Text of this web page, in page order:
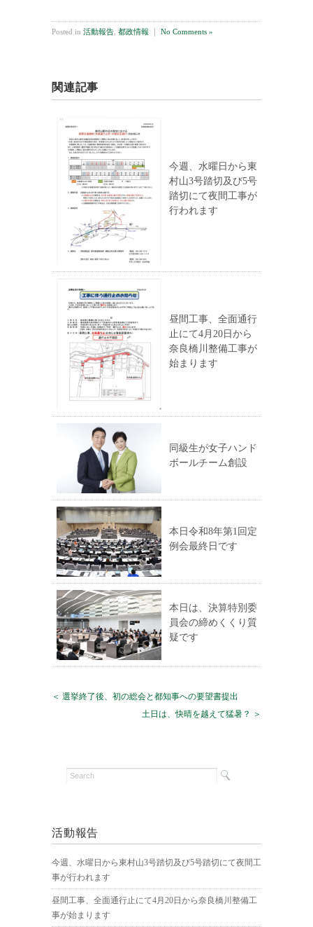
Posted in 活動報告 都政情報 No Comments »
関連記事
今週、水曜日から東
村山3号踏切及び5号
踏切にて夜間工事が
行われます
昼間工事、全面通行
止にて4月20日から
奈良橋川整備工事が
始まります
同級生が女子ハンド
ボールチーム創設
本日令和8年第1回定
例会最終日です
本日は、決算特別委
員会の締めくくり質
疑です
＜ 選挙終了後、初の総会と都知事への要望書提出
土日は、快晴を越えて猛暑？ ＞
活動報告
今週、水曜日から東村山3号踏切及び5号踏切にて夜間工
事が行われます
昼間工事、全面通行止にて4月20日から奈良橋川整備工
事が始まります